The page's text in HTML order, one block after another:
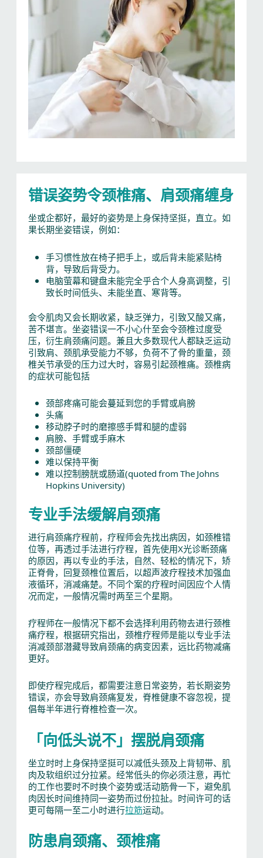
错误姿势令颈椎痛、肩颈痛缠身
坐或企都好，最好的姿势是上身保持坚挺，直立。如
果长期坐姿错误，例如：
手习惯性放在椅子把手上，或后背未能紧贴椅
背，导致后背受力。
电脑萤幕和键盘未能完全乎合个人身高调整，引
致长时间低头、未能坐直、寒背等。
会令肌肉又会长期收紧，缺乏弹力，引致又酸又痛，
苦不堪言。坐姿错误一不小心什至会令颈椎过度受
压，衍生肩颈痛问题。兼且大多数现代人都缺乏运动
引致肩、颈肌承受能力不够，负荷不了骨的重量，颈
椎关节承受的压力过大时，容易引起颈椎痛。颈椎病
的症状可能包括
颈部疼痛可能会蔓延到您的手臂或肩膀
头痛
移动脖子时的磨擦感手臂和腿的虚弱
肩膀、手臂或手麻木
颈部僵硬
难以保持平衡
难以控制膀胱或肠道(quoted from The Johns
Hopkins University)
专业手法缓解肩颈痛
进行肩颈痛疗程前，疗程师会先找出病因，如颈椎错
位等，再透过手法进行疗程，首先使用X光诊断颈痛
的原因，再以专业的手法，自然、轻松的情况下，矫
正脊骨，回复颈椎位置后，以超声波疗程技术加强血
液循环，消减痛楚。不同个案的疗程时间因应个人情
况而定，一般情况需时两至三个星期。
疗程师在一般情况下都不会选择利用药物去进行颈椎
痛疗程，根据研究指出，颈椎疗程师是能以专业手法
消减颈部潜藏导致肩颈痛的病变因素，远比药物减痛
更好。
即使疗程完成后，都需要注意日常姿势，若长期姿势
错误，亦会导致肩颈痛复发，脊椎健康不容忽视，提
倡每半年进行脊椎检查一次。
「向低头说不」摆脱肩颈痛
坐立时时上身保持坚挺可以减低头颈及上背韧带、肌
肉及软组织过分拉紧。经常低头的你必须注意，再忙
的工作也要时不时换个姿势或活动筋骨一下，避免肌
肉因长时间维持同一姿势而过份拉扯。时间许可的话
更可每隔一至二小时进行拉筋运动。
防患肩颈痛、颈椎痛